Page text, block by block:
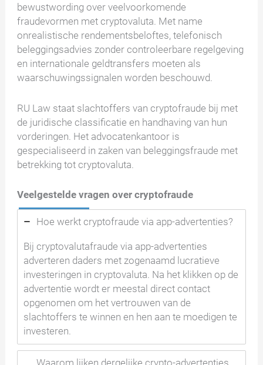
bewustwording over veelvoorkomende
fraudevormen met cryptovaluta. Met name
onrealistische rendementsbeloftes, telefonisch
beleggingsadvies zonder controleerbare regelgeving
en internationale geldtransfers moeten als
waarschuwingssignalen worden beschouwd.
RU Law staat slachtoffers van cryptofraude bij met
de juridische classificatie en handhaving van hun
vorderingen. Het advocatenkantoor is
gespecialiseerd in zaken van beleggingsfraude met
betrekking tot cryptovaluta.
Veelgestelde vragen over cryptofraude
Hoe werkt cryptofraude via app-advertenties?
Bij cryptovalutafraude via app-advertenties
adverteren daders met zogenaamd lucratieve
investeringen in cryptovaluta. Na het klikken op de
advertentie wordt er meestal direct contact
opgenomen om het vertrouwen van de
slachtoffers te winnen en hen aan te moedigen te
investeren.